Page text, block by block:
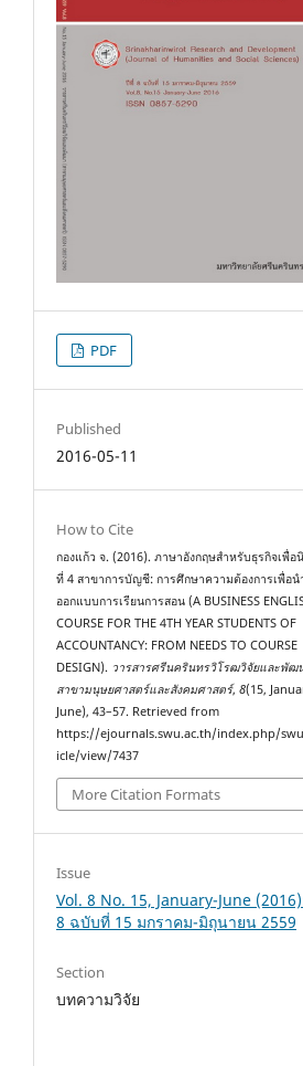
PDF
Published
2016-05-11
How to Cite
กองแก้ว จ. (2016). ภาษาอังกฤษสำหรับธุรกิจเพื่อ
ที่ 4 สาขาการบัญชี: การศึกษาความต้องการเพื่อน
ออกแบบการเรียนการสอน (A BUSINESS
COURSE FOR THE 4TH YEAR STUDENTS OF
ACCOUNTANCY: FROM NEEDS TO COURSE
DESIGN). วารสารศรีนครินทรวิโรฒวิจัยและพัฒ
สาขามนุษยศาสตร์และสังคมศาสตร์,8(15,
June), 43–57. Retrieved from
https://ejournals.swu.ac.th/index.php/
icle/view/7437
More Citation Formats
Issue
Vol. 8 No. 15, January-June
8 ฉบับที่ 15 มกราคม-มิถุนายน 2559
Section
บทความวิจัย